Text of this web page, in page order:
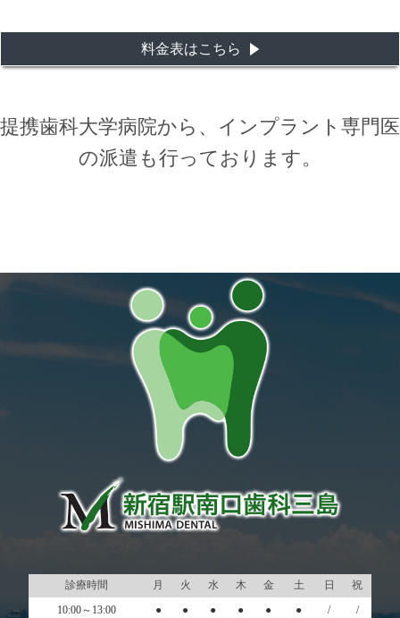
料金表はこちら
提携歯科大学病院から、インプラント専門医
の派遣も行っております。
診療時間 月 火 水 木 金 土 日
祝
10:00～13:00
● ● ● ● ● ● / /